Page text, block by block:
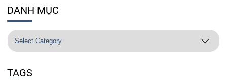
DANH MỤC
TAGS